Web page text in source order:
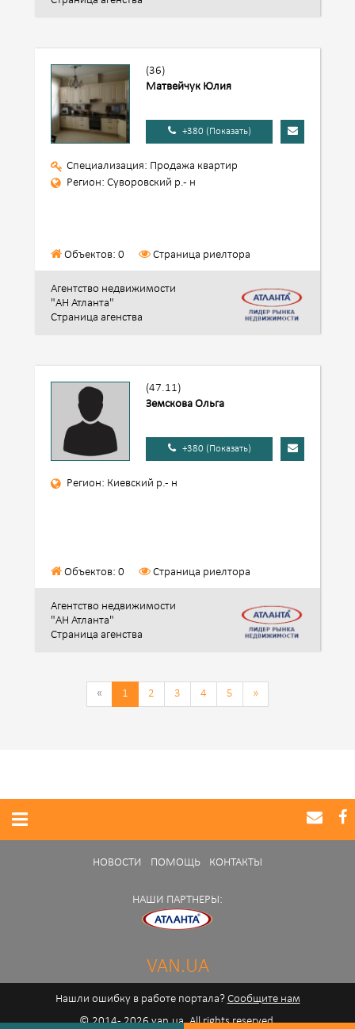
(36)
Матвейчук Юлия
+380 (Показать)
Специализация: Продажа квартир
Регион: Суворовский р.- н
Объектов: 0 Страница риелтора
Агентство недвижимости
"АН Атланта"
Страница агенства
(47.11)
Земскова Ольга
+380 (Показать)
Регион: Киевский р.- н
Объектов: 0 Страница риелтора
Агентство недвижимости
"АН Атланта"
Страница агенства
« 1 2 3 4 5 »
НОВОСТИ ПОМОЩЬ КОНТАКТЫ
НАШИ ПАРТНЕРЫ:
VAN.UA
Нашли ошибку в работе портала? Сообщите нам
© 2014 - 2026 van.ua. All rights reserved.